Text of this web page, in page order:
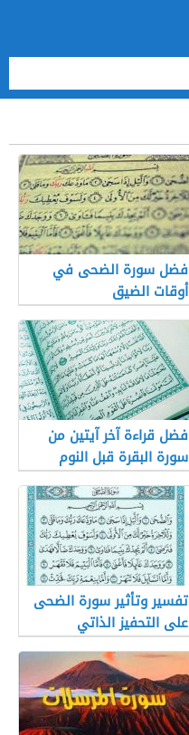
فضل سورة الضحى في
أوقات الضيق
فضل قراءة آخر آيتين من
سورة البقرة قبل النوم
تفسير وتأثير سورة الضحى
على التحفيز الذاتي
والروحانية